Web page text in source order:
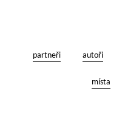
partneři autoři
místa